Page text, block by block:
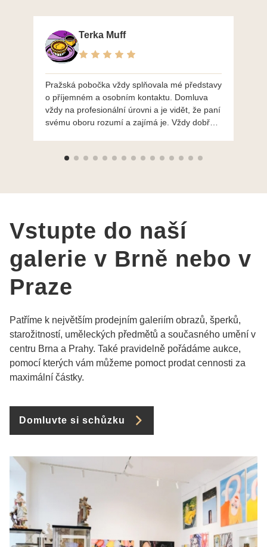
Terka Muff
Pražská pobočka vždy splňovala mé představy
o příjemném a osobním kontaktu. Domluva
vždy na profesionální úrovni a je vidět, že paní
svému oboru rozumí a zajímá je. Vždy dobře a
výběru, jak už bylo napsáno - na požádání
Vstupte do naší
galerie v Brně nebo v
Praze
Patříme k největším prodejním galeriím obrazů, šperků,
starožitností, uměleckých předmětů a současného umění v
centru Brna a Prahy. Také pravidelně pořádáme aukce,
pomocí kterých vám můžeme pomoct prodat cennosti za
maximální částky.
Domluvte si schůzku